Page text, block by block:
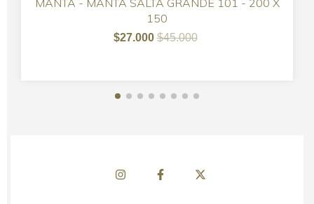
MANTA - MANTA SALTA GRANDE 101 - 200 X
150
$27.000$45.000